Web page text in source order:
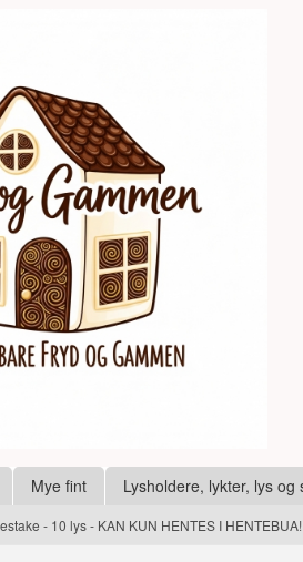
Mye fint Lysholdere, lykter, lys og
- 10 lys - KAN KUN HENTES I HENTEBUA!